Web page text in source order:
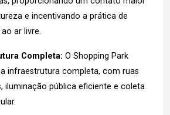
e incentivando a prática de
ar livre.
Completa: O Shopping Park
infraestrutura completa, com ruas
iluminação pública eficiente e coleta